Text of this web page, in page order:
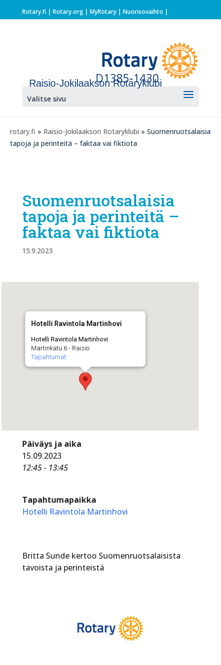
Rotary.fi | Rotary.org| MyRotary | Nuorisovaihto |
Raisio-Jokilaakson Rotaryklubi
Valitse sivu
rotary.fi » Raisio-Jokilaakson Rotaryklubi » Suomenruotsalaisia
tapoja ja perinteitä – faktaa vai fiktiota
Suomenruotsalaisia
tapoja ja perinteitä –
faktaa vai fiktiota
15.9.2023
Hotelli Ravintola Martinhovi
Hotelli Ravintola Martinhovi
Martinkatu 6 - Raisio
Tapahtumat
Päiväys ja aika
15.09.2023
12:45 - 13:45
Tapahtumapaikka
Hotelli Ravintola Martinhovi
Britta Sunde kertoo Suomenruotsalaisista
tavoista ja perinteistä